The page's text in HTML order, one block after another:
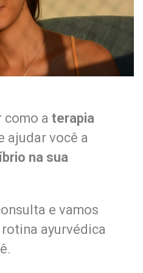
como aterapia
ajudar você a
na sua
e vamos
ayurvédica